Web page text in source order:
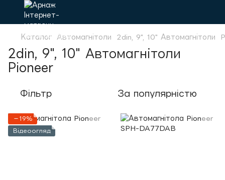
Каталог Автомагнітоли 2din, 9", 10" Автомагнітоли
2din, 9", 10" Автомагнітоли
Pioneer
Фільтр За популярністю
−19%
Відеоогляд